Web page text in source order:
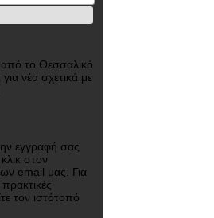
το Θεσσαλικό
νέα σχετικά με
εγγραφή σας
στον
email μας. Για
τον ιστότοπό